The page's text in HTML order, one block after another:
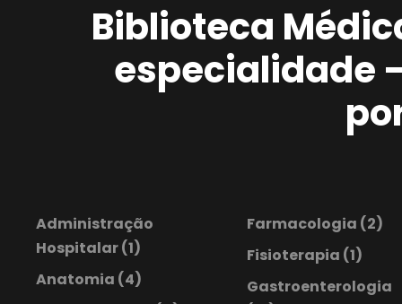
Biblioteca
especialidade
Administração
Hospitalar(1)
Anatomia (4)
Farmacologia (2)
Fisioterapia (1)
Gastroenterologia